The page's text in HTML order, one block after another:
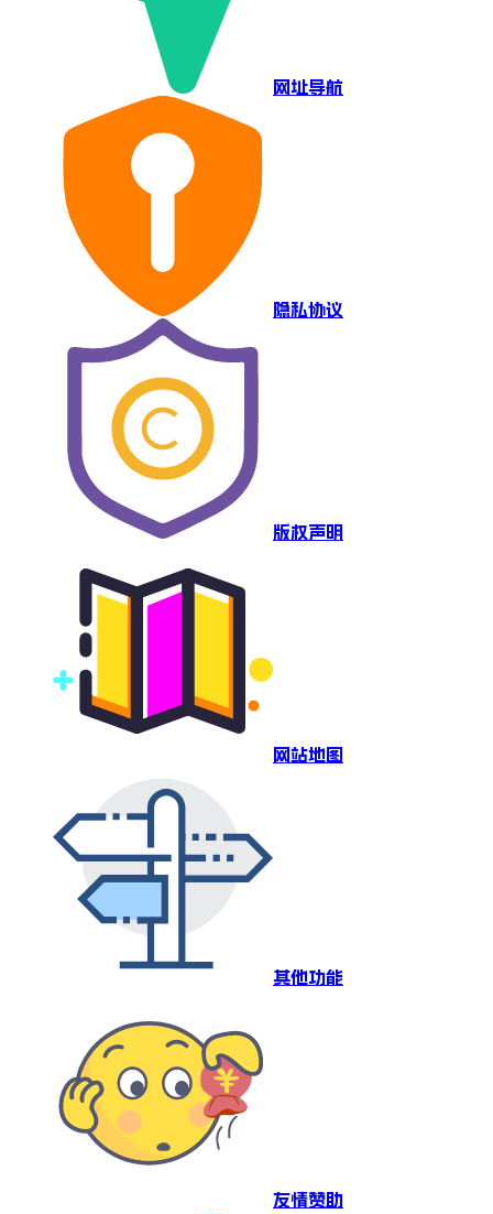
网址导航
隐私协议
版权声明
网站地图
其他功能
友情赞助